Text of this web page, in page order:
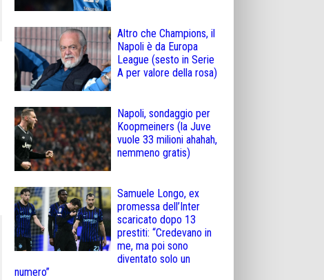
Altro che Champions, il
Napoli è da Europa
League (sesto in Serie
A per valore della rosa)
Napoli, sondaggio per
Koopmeiners (la Juve
vuole 33 milioni ahahah,
nemmeno gratis)
Samuele Longo, ex
promessa dell’Inter
scaricato dopo 13
prestiti: “Credevano in
me, ma poi sono
diventato solo un
numero”